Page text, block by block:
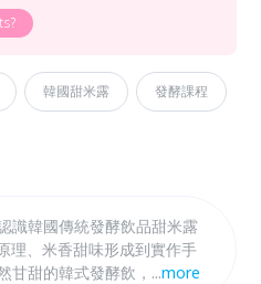
韓國甜米露 發酵課程
識韓國傳統發酵飲品甜米露
理、米香甜味形成到實作手
甘甜的韓式發酵飲，感受韓
...more